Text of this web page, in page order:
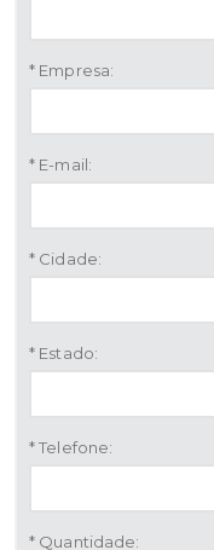
* Empresa:
* E-mail:
* Cidade:
* Estado:
* Telefone:
* Quantidade: